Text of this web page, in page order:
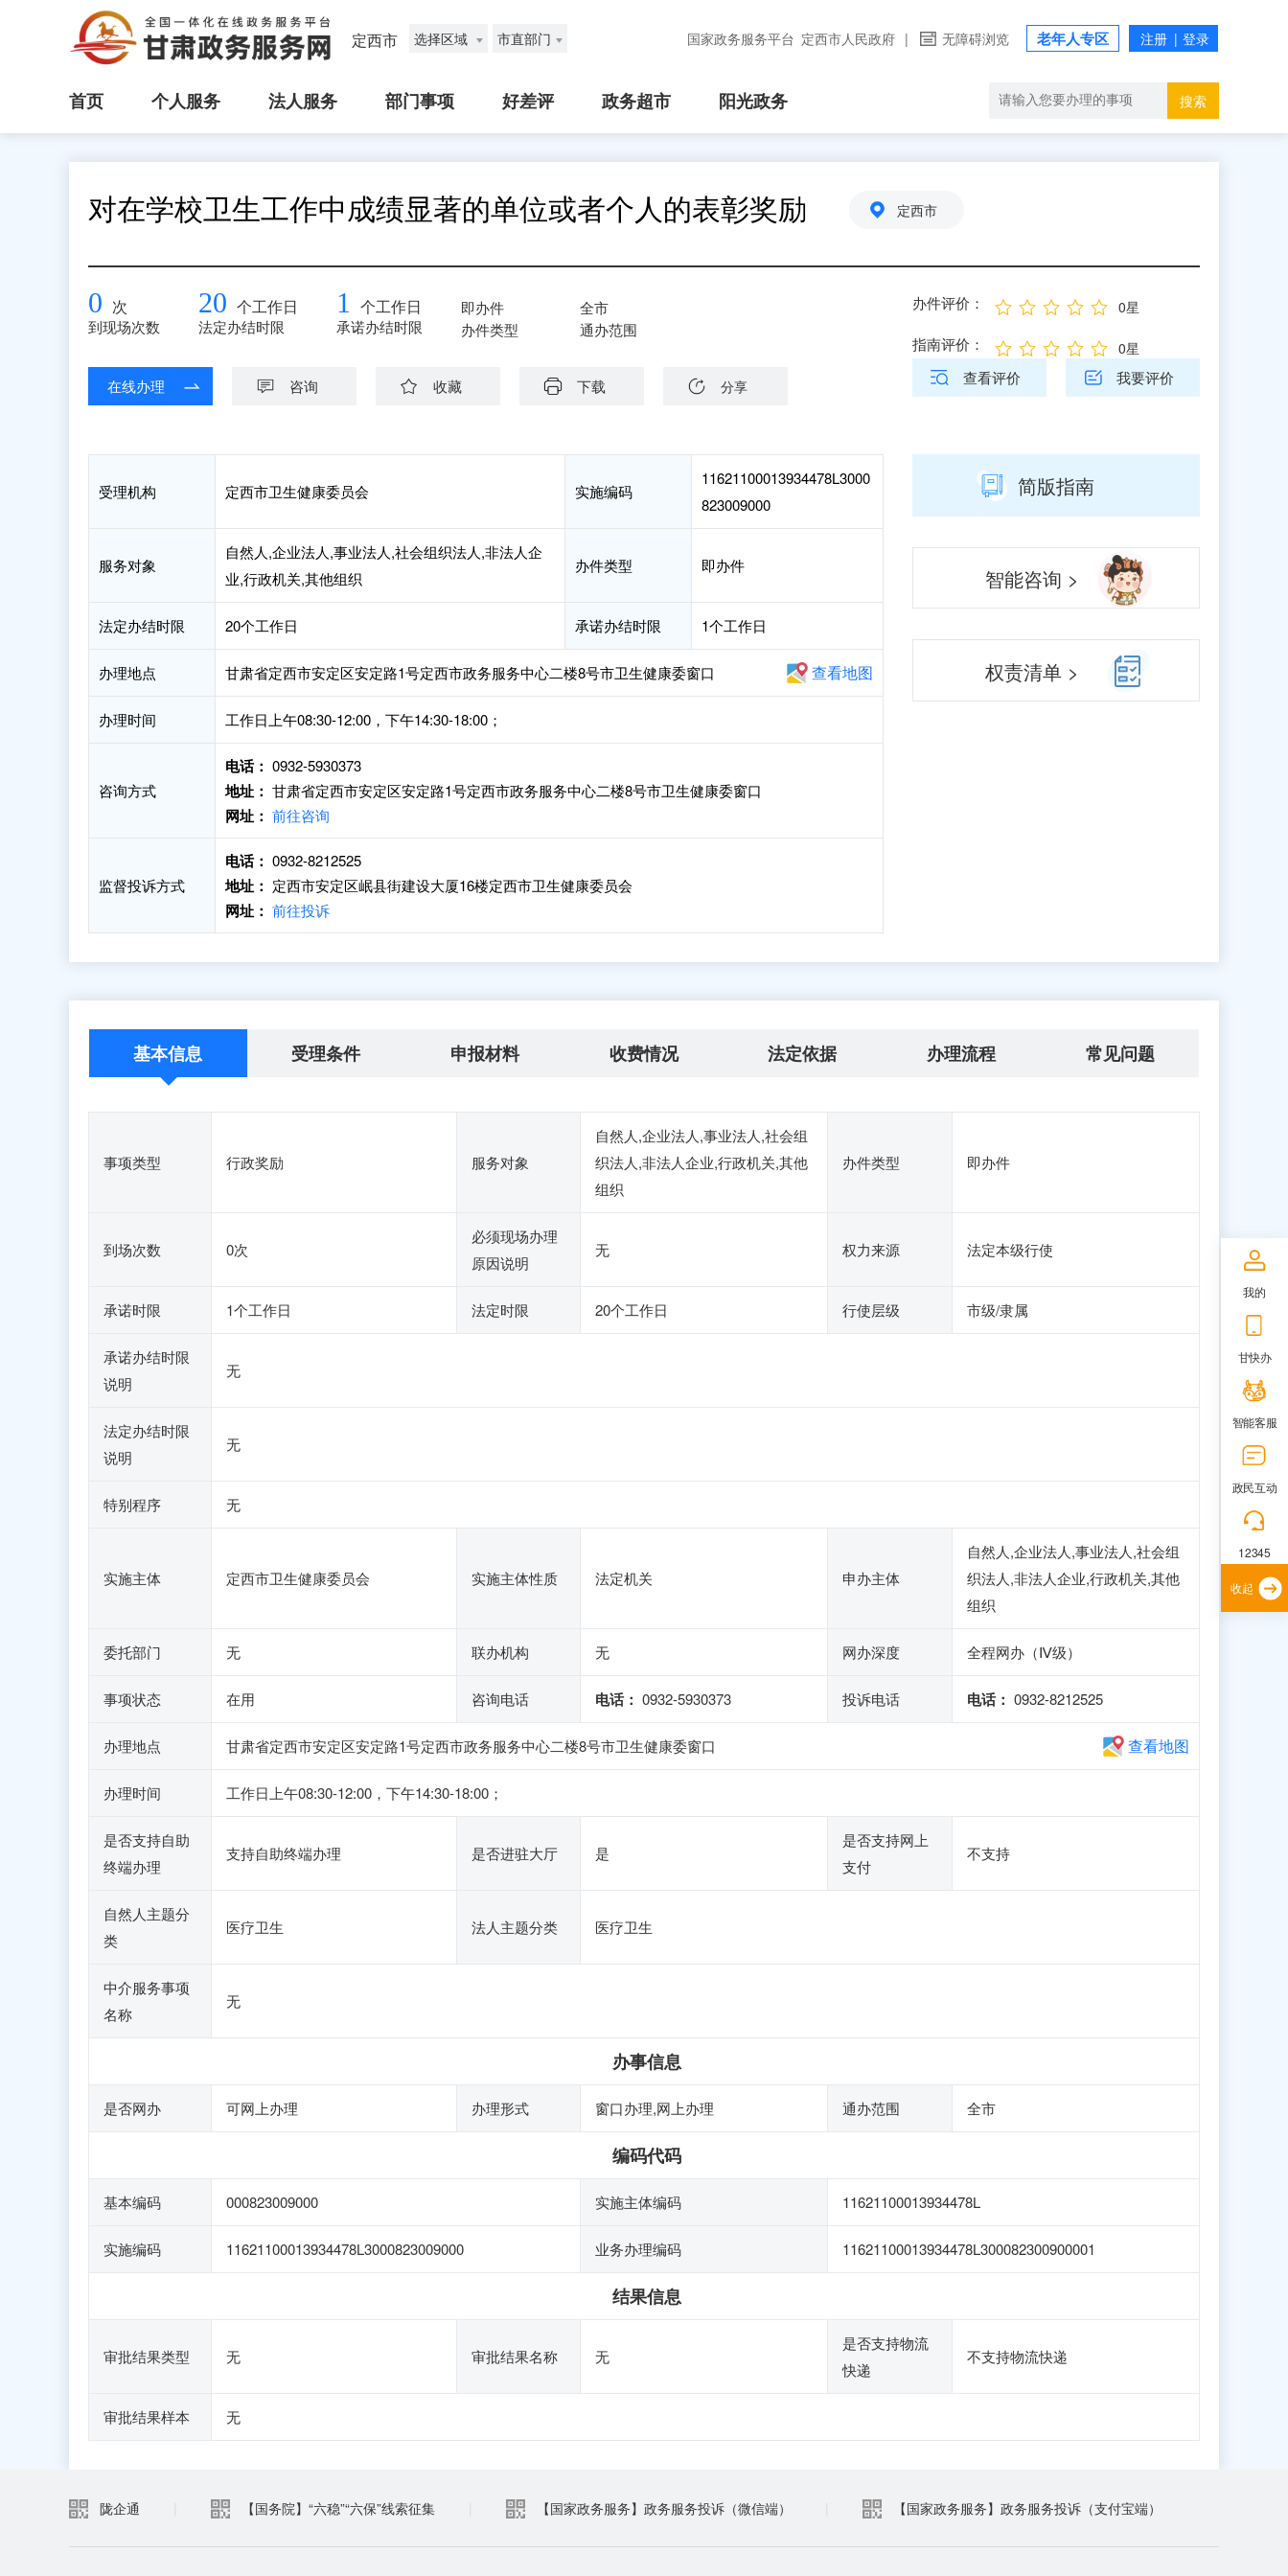
定西市 选择区域 市直部门 国家政务服务平台 定西市人民政府 | 无障碍浏览 老年人专区
首页 个人服务 法人服务 部门事项 好差评 政务超市 阳光政务 搜索
对在学校卫生工作中成绩显著的单位或者个人的表彰奖励 定西市
0 次
到现场次数
20 个工作日
法定办结时限
1 个工作日
承诺办结时限
即办件
办件类型
全市
通办范围
在线办理 咨询 收藏 下载 分享
办件评价： 0星
指南评价： 0星
查看评价 我要评价
受理机构 定西市卫生健康委员会 实施编码
11621100013934478L3000
823009000
服务对象
自然人,企业法人,事业法人,社会组织法人,非法人企
业,行政机关,其他组织
办件类型 即办件
法定办结时限 20个工作日 承诺办结时限 1个工作日
办理地点 甘肃省定西市安定区安定路1号定西市政务服务中心二楼8号市卫生健康委窗口 查看地图
办理时间 工作日上午08:30-12:00，下午14:30-18:00；
咨询方式
电话： 0932-5930373
地址： 甘肃省定西市安定区安定路1号定西市政务服务中心二楼8号市卫生健康委窗口
网址： 前往咨询
监督投诉方式
电话： 0932-8212525
地址： 定西市安定区岷县街建设大厦16楼定西市卫生健康委员会
网址： 前往投诉
简版指南
智能咨询 >
权责清单 >
基本信息 受理条件 申报材料 收费情况 法定依据 办理流程 常见问题
事项类型 行政奖励 服务对象
自然人,企业法人,事业法人,社会组
织法人,非法人企业,行政机关,其他
组织
办件类型 即办件
到场次数 0次
必须现场办理
原因说明
无 权力来源 法定本级行使
承诺时限 1个工作日 法定时限 20个工作日 行使层级 市级/隶属
承诺办结时限
说明
无
法定办结时限
说明
无
特别程序 无
实施主体 定西市卫生健康委员会 实施主体性质 法定机关 申办主体
自然人,企业法人,事业法人,社会组
织法人,非法人企业,行政机关,其他
组织
委托部门 无 联办机构 无 网办深度 全程网办（Ⅳ级）
事项状态 在用 咨询电话 电话： 0932-5930373 投诉电话 电话： 0932-8212525
办理地点 甘肃省定西市安定区安定路1号定西市政务服务中心二楼8号市卫生健康委窗口 查看地图
办理时间 工作日上午08:30-12:00，下午14:30-18:00；
是否支持自助
终端办理
支持自助终端办理 是否进驻大厅 是
是否支持网上
支付
不支持
自然人主题分
类
医疗卫生 法人主题分类 医疗卫生
中介服务事项
名称
无
办事信息
是否网办 可网上办理 办理形式 窗口办理,网上办理 通办范围 全市
编码代码
基本编码 000823009000 实施主体编码 11621100013934478L
实施编码 11621100013934478L3000823009000 业务办理编码 11621100013934478L300082300900001
结果信息
审批结果类型 无 审批结果名称 无
是否支持物流
快递
不支持物流快递
审批结果样本 无
陇企通 【国务院】“六稳”“六保”线索征集 【国家政务服务】政务服务投诉（微信端） 【国家政务服务】政务服务投诉（支付宝端）
我的
甘快办
智能客服
政民互动
12345
收起